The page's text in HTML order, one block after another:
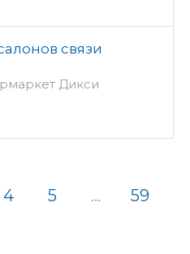
связи
Дикси
4 5 ... 59